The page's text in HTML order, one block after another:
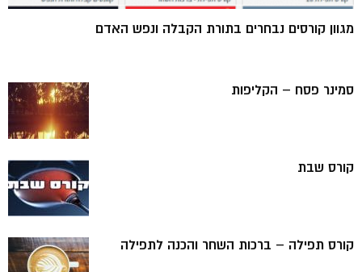
מגוון קורסים נבחרים בתורת הקבלה ונפש האדם
סמינר פסח – הקליפות
קורס שבת
קורס תפילה – ברכות השחר והכנה לתפילה